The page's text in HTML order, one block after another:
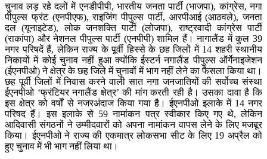
चुनाव लड़ रहे दलों में एनडीपीपी, भारतीय जनता पार्टी (भाजपा), कांग्रेस, नगा
पीपुल्स फ्रंट (एनपीएफ), राइजिंग पीपुल्स पार्टी, आरपीआई (आठवले), जनता
दल (यूनाइटेड), लोक जनशक्ति पार्टी (लोजपा), राष्ट्रवादी कांग्रेस पार्टी
(राकांपा) और नेशनल पीपुल्स पार्टी (एनपीपी) शामिल हैं। नागालैंड में कुल 39
नगर परिषदें हैं, लेकिन राज्य के पूर्वी हिस्से के छह जिलों में 14 शहरी स्थानीय
निकायों में कोई चुनाव नहीं हुआ क्योंकि ईस्टर्न नगालैंड पीपुल्स ऑर्गेनाइजेशन
(ईएनपीओ) ने क्षेत्र के छह जिले में चुनावों में भाग नहीं लेने का फैसला किया था।
छह पूर्वी जिलों में निवास करने वाली सात नगा जनजातियों की सर्वोच्च संस्था
ईएनपीओ ‘फ्रंटियर नगालैंड क्षेत्र’ की मांग करती रही है। उसका दावा है कि
इस क्षेत्र को वर्षों से नजरअंदाज किया गया है। ईएनपीओ इलाके में 14 नगर
परिषद हैं। इस इलाके से 59 नामांकन पत्र स्वीकार किए गए थे, लेकिन
आदिवासी संगठनों ने उम्मीदवारों को अपना नामांकन वापस लेने के लिए मजबूर
किया। ईएनपीओ ने राज्य की एकमात्र लोकसभा सीट के लिए 19 अप्रैल को
हुए चुनाव में भी भाग नहीं लिया था।